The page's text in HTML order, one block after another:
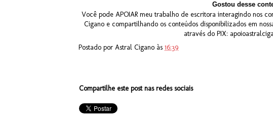
Gostou desse
Você pode APOIAR meu trabalho de escritora interagindo nos
Cigano e compartilhando os conteúdos disponibilizados em
através do PIX:
Postado por Astral Cigano às 16:39
Compartilhe este post nas redes sociais